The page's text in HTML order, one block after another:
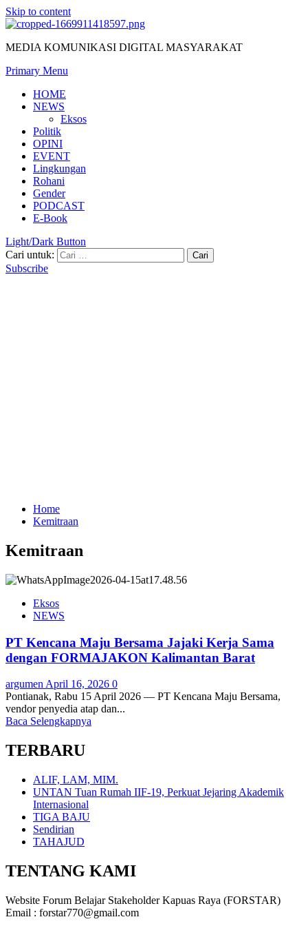
Skip to content
MEDIA KOMUNIKASI DIGITAL MASYARAKAT
Primary Menu
HOME
NEWS
Eksos
Politik
OPINI
EVENT
Lingkungan
Rohani
Gender
PODCAST
E-Book
Light/Dark Button
Cari untuk:
Subscribe
Home
Kemitraan
Kemitraan
Eksos
NEWS
PT Kencana Maju Bersama Jajaki Kerja Sama
dengan FORMAJAKON Kalimantan Barat
argumen April 16, 2026 0
Pontianak, Rabu 15 April 2026 — PT Kencana Maju Bersama,
vendor penyedia atap dan...
Baca Selengkapnya
TERBARU
ALIF, LAM, MIM.
UNTAN Tuan Rumah IIF-19, Perkuat Jejaring Akademik
Internasional
TIGA BAJU
Sendirian
TAHAJUD
TENTANG KAMI
Website Forum Belajar Stakeholder Kapuas Raya (FORSTAR)
Email : forstar770@gmail.com